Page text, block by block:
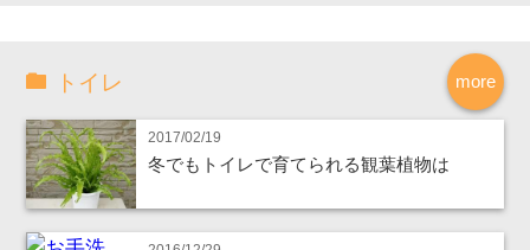
more
トイレ
2017/02/19
冬でもトイレで育てられる観葉植物は